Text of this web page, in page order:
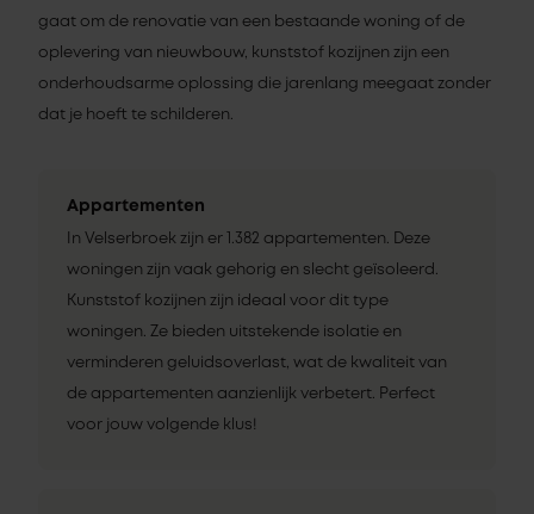
gaat om de renovatie van een bestaande woning of de
oplevering van nieuwbouw, kunststof kozijnen zijn een
onderhoudsarme oplossing die jarenlang meegaat zonder
dat je hoeft te schilderen.
Appartementen
In Velserbroek zijn er 1.382 appartementen. Deze
woningen zijn vaak gehorig en slecht geïsoleerd.
Kunststof kozijnen zijn ideaal voor dit type
woningen. Ze bieden uitstekende isolatie en
verminderen geluidsoverlast, wat de kwaliteit van
de appartementen aanzienlijk verbetert. Perfect
voor jouw volgende klus!